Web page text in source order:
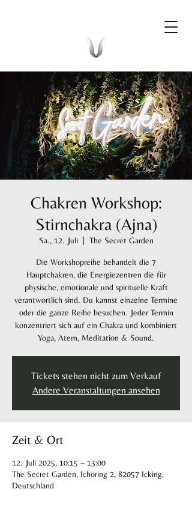
Chakren Workshop:
Stirnchakra (Ajna)
Sa., 12. Juli
  |
The Secret Garden
Die Workshopreihe behandelt die 7
Hauptchakren, die Energiezentren die für
physische, emotionale und spirituelle Kraft
verantwortlich sind. Du kannst einzelne Termine
oder die ganze Reihe besuchen. Jeder Termin
konzentriert sich auf ein Chakra und kombiniert
Yoga, Atem, Meditation & Sound.
Tickets stehen nicht zum Verkauf
Andere Veranstaltungen ansehen
Zeit & Ort
12. Juli 2025, 10:15 – 13:00
The Secret Garden, Ichoring 2, 82057 Icking,
Deutschland